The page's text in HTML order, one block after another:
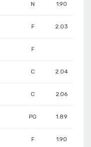
N 1.90
F 2.03
F
C 2.04
C 2.06
PG 1.89
F 1.90